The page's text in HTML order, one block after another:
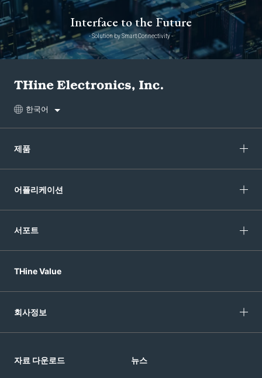
Interface to the Future
- Solution by Smart Connectivity -
한국어
제품
어플리케이션
서포트
THine Value
회사정보
자료 다운로드 뉴스